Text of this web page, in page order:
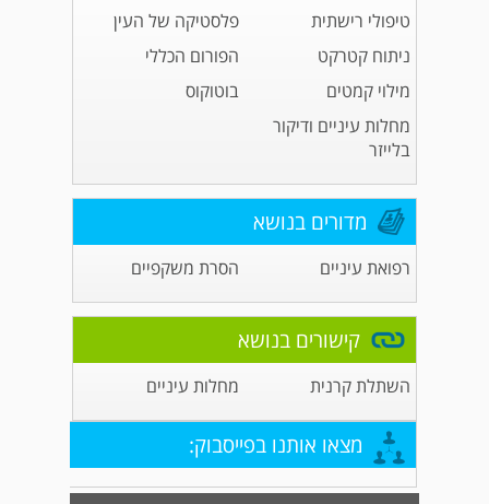
טיפולי רישתית
פלסטיקה של העין
ניתוח קטרקט
הפורום הכללי
מילוי קמטים
בוטוקוס
מחלות עיניים ודיקור
בלייזר
מדורים בנושא
רפואת עיניים הסרת משקפיים
קישורים בנושא
השתלת קרנית מחלות עיניים
מצאו אותנו בפייסבוק: